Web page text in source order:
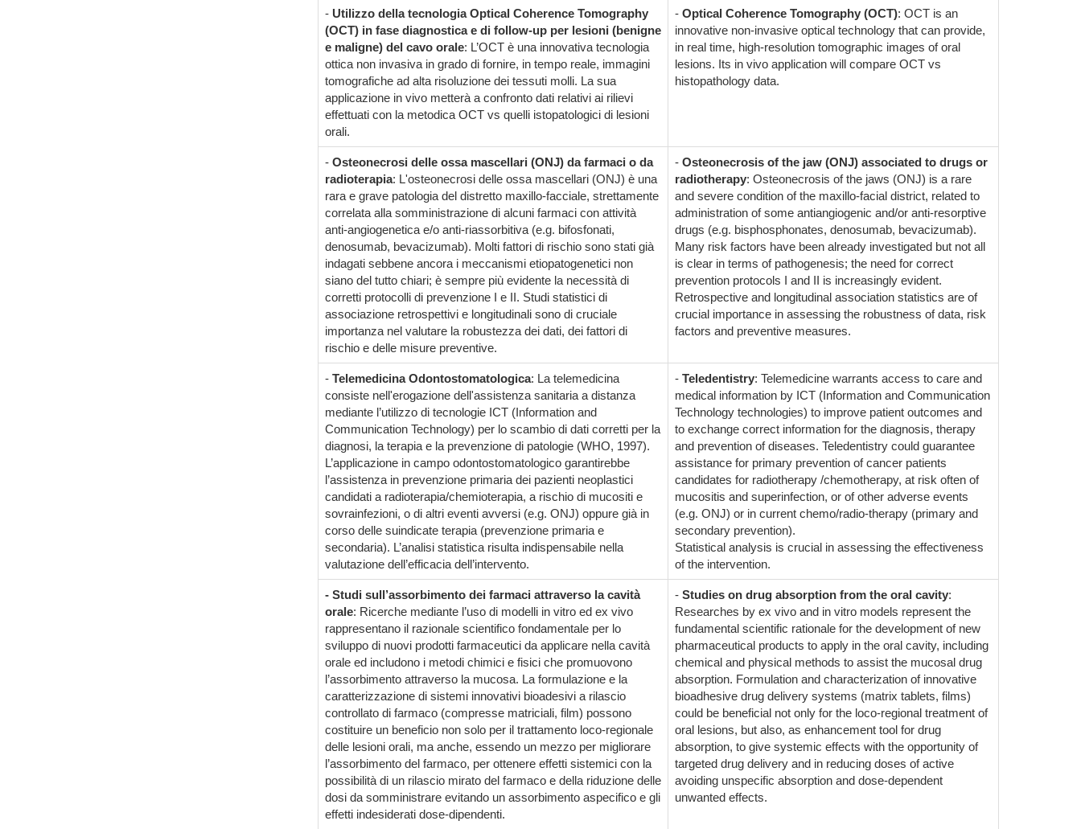
- Utilizzo della tecnologia Optical Coherence Tomography
(OCT) in fase diagnostica e di follow-up per lesioni (benigne
e maligne) del cavo orale: L’OCT è una innovativa tecnologia
ottica non invasiva in grado di fornire, in tempo reale, immagini
tomografiche ad alta risoluzione dei tessuti molli. La sua
applicazione in vivo metterà a confronto dati relativi ai rilievi
effettuati con la metodica OCT vs quelli istopatologici di lesioni
orali.
- Optical Coherence Tomography (OCT): OCT is an
innovative non-invasive optical technology that can provide,
in real time, high-resolution tomographic images of oral
lesions. Its in vivo application will compare OCT vs
histopathology data.
- Osteonecrosi delle ossa mascellari (ONJ) da farmaci o da
radioterapia: L'osteonecrosi delle ossa mascellari (ONJ) è una
rara e grave patologia del distretto maxillo-facciale, strettamente
correlata alla somministrazione di alcuni farmaci con attività
anti-angiogenetica e/o anti-riassorbitiva (e.g. bifosfonati,
denosumab, bevacizumab). Molti fattori di rischio sono stati già
indagati sebbene ancora i meccanismi etiopatogenetici non
siano del tutto chiari; è sempre più evidente la necessità di
corretti protocolli di prevenzione I e II. Studi statistici di
associazione retrospettivi e longitudinali sono di cruciale
importanza nel valutare la robustezza dei dati, dei fattori di
rischio e delle misure preventive.
- Osteonecrosis of the jaw (ONJ) associated to drugs or
radiotherapy: Osteonecrosis of the jaws (ONJ) is a rare
and severe condition of the maxillo-facial district, related to
administration of some antiangiogenic and/or anti-resorptive
drugs (e.g. bisphosphonates, denosumab, bevacizumab).
Many risk factors have been already investigated but not all
is clear in terms of pathogenesis; the need for correct
prevention protocols I and II is increasingly evident.
Retrospective and longitudinal association statistics are of
crucial importance in assessing the robustness of data, risk
factors and preventive measures.
- Telemedicina Odontostomatologica: La telemedicina
consiste nell'erogazione dell'assistenza sanitaria a distanza
mediante l’utilizzo di tecnologie ICT (Information and
Communication Technology) per lo scambio di dati corretti per la
diagnosi, la terapia e la prevenzione di patologie (WHO, 1997).
L’applicazione in campo odontostomatologico garantirebbe
l’assistenza in prevenzione primaria dei pazienti neoplastici
candidati a radioterapia/chemioterapia, a rischio di mucositi e
sovrainfezioni, o di altri eventi avversi (e.g. ONJ) oppure già in
corso delle suindicate terapia (prevenzione primaria e
secondaria). L’analisi statistica risulta indispensabile nella
valutazione dell’efficacia dell’intervento.
- Teledentistry: Telemedicine warrants access to care and
medical information by ICT (Information and Communication
Technology technologies) to improve patient outcomes and
to exchange correct information for the diagnosis, therapy
and prevention of diseases. Teledentistry could guarantee
assistance for primary prevention of cancer patients
candidates for radiotherapy /chemotherapy, at risk often of
mucositis and superinfection, or of other adverse events
(e.g. ONJ) or in current chemo/radio-therapy (primary and
secondary prevention).
Statistical analysis is crucial in assessing the effectiveness
of the intervention.
- Studi sull’assorbimento dei farmaci attraverso la cavità
orale: Ricerche mediante l’uso di modelli in vitro ed ex vivo
rappresentano il razionale scientifico fondamentale per lo
sviluppo di nuovi prodotti farmaceutici da applicare nella cavità
orale ed includono i metodi chimici e fisici che promuovono
l’assorbimento attraverso la mucosa. La formulazione e la
caratterizzazione di sistemi innovativi bioadesivi a rilascio
controllato di farmaco (compresse matriciali, film) possono
costituire un beneficio non solo per il trattamento loco-regionale
delle lesioni orali, ma anche, essendo un mezzo per migliorare
l’assorbimento del farmaco, per ottenere effetti sistemici con la
possibilità di un rilascio mirato del farmaco e della riduzione delle
dosi da somministrare evitando un assorbimento aspecifico e gli
effetti indesiderati dose-dipendenti.
- Studies on drug absorption from the oral cavity:
Researches by ex vivo and in vitro models represent the
fundamental scientific rationale for the development of new
pharmaceutical products to apply in the oral cavity, including
chemical and physical methods to assist the mucosal drug
absorption. Formulation and characterization of innovative
bioadhesive drug delivery systems (matrix tablets, films)
could be beneficial not only for the loco-regional treatment of
oral lesions, but also, as enhancement tool for drug
absorption, to give systemic effects with the opportunity of
targeted drug delivery and in reducing doses of active
avoiding unspecific absorption and dose-dependent
unwanted effects.